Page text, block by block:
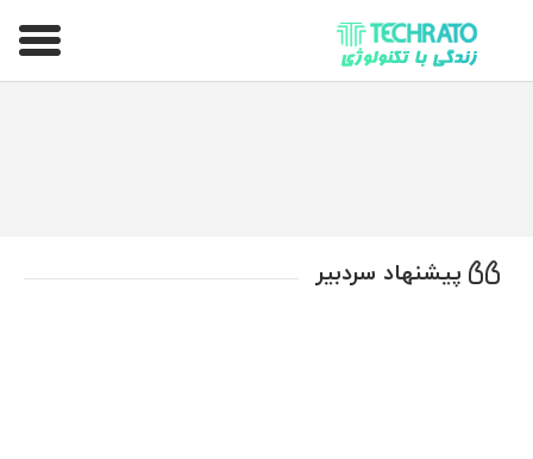
تکراتو – زندگی با تکنولوژی
پیشنهاد سردبیر